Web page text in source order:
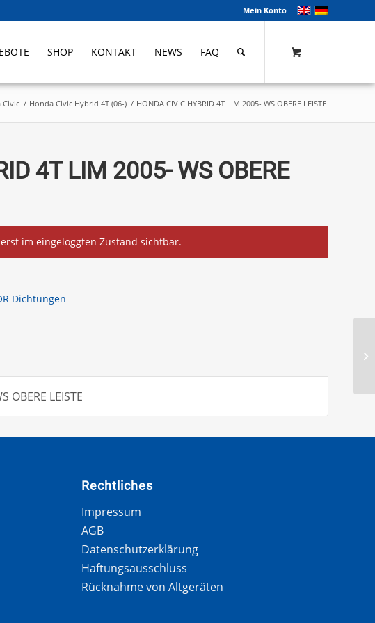
Mein Konto
SHOP KONTAKT NEWS FAQ
Civic / Honda Civic Hybrid 4T (06-) / HONDA CIVIC HYBRID 4T LIM 2005- WS OBERE LEISTE
4T LIM 2005- WS OBERE
im eingeloggten Zustand sichtbar.
Dichtungen
OBERE LEISTE
Rechtliches
Impressum
AGB
Datenschutzerklärung
Haftungsausschluss
Rücknahme von Altgeräten